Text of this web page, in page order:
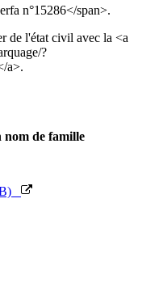
n°15286</span>.
de l'état civil avec la <a
?
a>.
de famille